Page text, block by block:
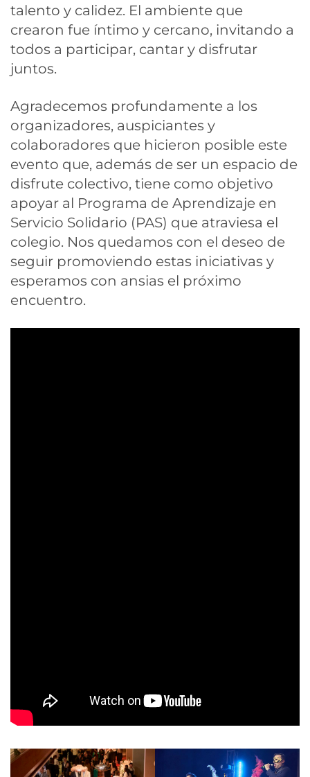
talento y calidez. El ambiente que
crearon fue íntimo y cercano, invitando a
todos a participar, cantar y disfrutar
juntos.
Agradecemos profundamente a los
organizadores, auspiciantes y
colaboradores que hicieron posible este
evento que, además de ser un espacio de
disfrute colectivo, tiene como objetivo
apoyar al Programa de Aprendizaje en
Servicio Solidario (PAS) que atraviesa el
colegio. Nos quedamos con el deseo de
seguir promoviendo estas iniciativas y
esperamos con ansias el próximo
encuentro.